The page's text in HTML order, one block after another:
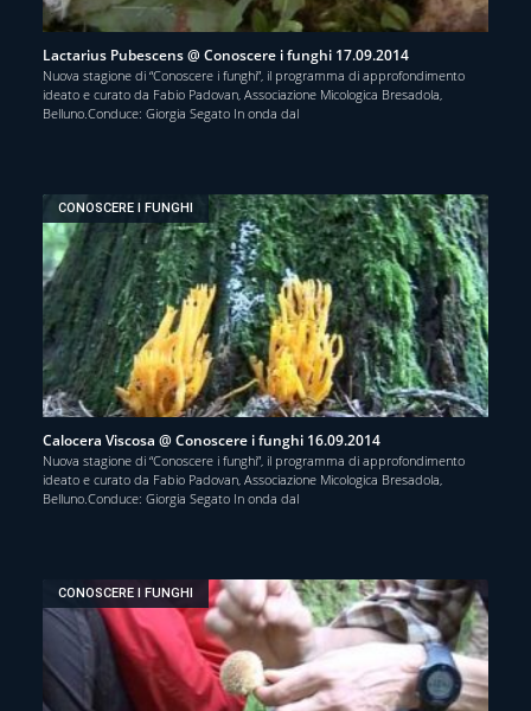
Lactarius Pubescens @ Conoscere i funghi 17.09.2014
Nuova stagione di “Conoscere i funghi”, il programma di approfondimento
ideato e curato da Fabio Padovan, Associazione Micologica Bresadola,
Belluno.Conduce: Giorgia Segato In onda dal
CONOSCERE I FUNGHI
Calocera Viscosa @ Conoscere i funghi 16.09.2014
Nuova stagione di “Conoscere i funghi”, il programma di approfondimento
ideato e curato da Fabio Padovan, Associazione Micologica Bresadola,
Belluno.Conduce: Giorgia Segato In onda dal
CONOSCERE I FUNGHI